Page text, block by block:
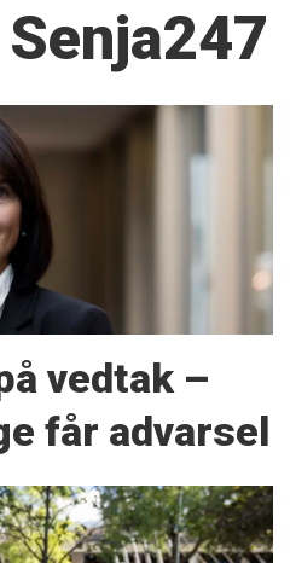
vedtak –
får advarsel